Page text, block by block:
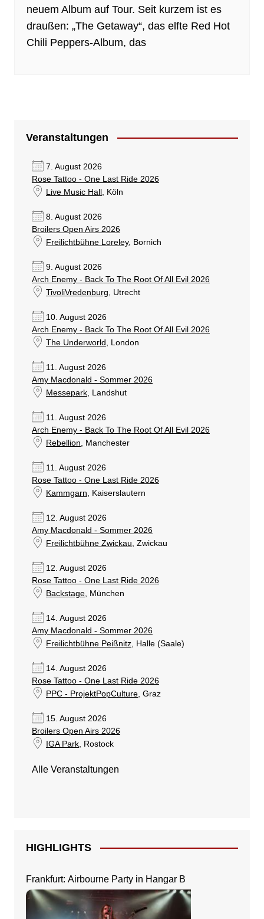
neuem Album auf Tour. Seit kurzem ist es
draußen: „The Getaway“, das elfte Red Hot
Chili Peppers-Album, das
Veranstaltungen
7. August 2026
Rose Tattoo - One Last Ride 2026
Live Music Hall, Köln
8. August 2026
Broilers Open Airs 2026
Freilichtbühne Loreley, Bornich
9. August 2026
Arch Enemy - Back To The Root Of All Evil 2026
TivoliVredenburg , Utrecht
10. August 2026
Arch Enemy - Back To The Root Of All Evil 2026
The Underworld , London
11. August 2026
Amy Macdonald - Sommer 2026
Messepark, Landshut
11. August 2026
Arch Enemy - Back To The Root Of All Evil 2026
Rebellion , Manchester
11. August 2026
Rose Tattoo - One Last Ride 2026
Kammgarn , Kaiserslautern
12. August 2026
Amy Macdonald - Sommer 2026
Freilichtbühne Zwickau , Zwickau
12. August 2026
Rose Tattoo - One Last Ride 2026
Backstage, München
14. August 2026
Amy Macdonald - Sommer 2026
Freilichtbühne Peißnitz, Halle (Saale)
14. August 2026
Rose Tattoo - One Last Ride 2026
PPC - ProjektPopCulture, Graz
15. August 2026
Broilers Open Airs 2026
IGA Park, Rostock
Alle Veranstaltungen
HIGHLIGHTS
Frankfurt: Airbourne Party in Hangar B